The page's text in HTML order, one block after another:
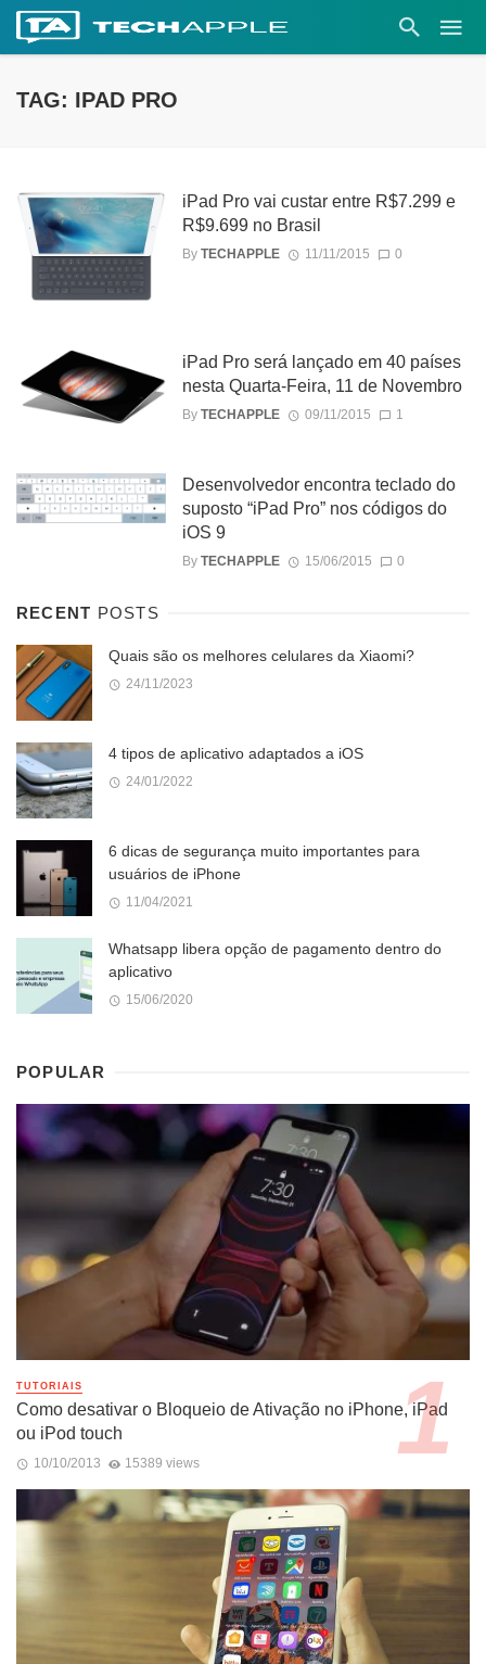
TAG: IPAD PRO
iPad Pro vai custar entre R$7.299 e
R$9.699 no Brasil
By TECHAPPLE 11/11/2015 0
iPad Pro será lançado em 40 países
nesta Quarta-Feira, 11 de Novembro
By TECHAPPLE 09/11/2015 1
Desenvolvedor encontra teclado do
suposto “iPad Pro” nos códigos do
iOS 9
By TECHAPPLE 15/06/2015 0
RECENT POSTS
Quais são os melhores celulares da Xiaomi?
24/11/2023
4 tipos de aplicativo adaptados a iOS
24/01/2022
6 dicas de segurança muito importantes para
usuários de iPhone
11/04/2021
Whatsapp libera opção de pagamento dentro do
aplicativo
15/06/2020
POPULAR
TUTORIAIS
Como desativar o Bloqueio de Ativação no iPhone, iPad
ou iPod touch
10/10/2013 15389 views